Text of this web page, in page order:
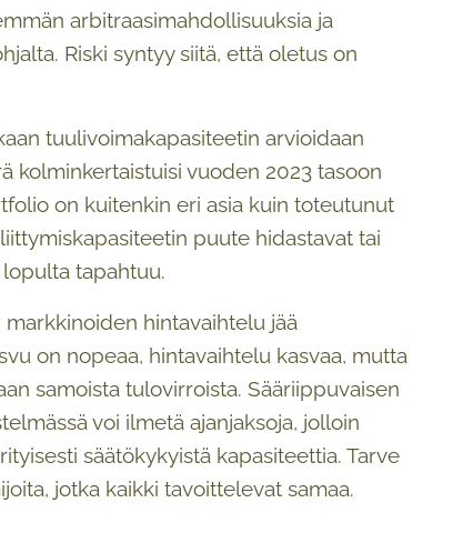
arbitraasimahdollisuuksia ja
Riski syntyy siitä, että oletus on
tuulivoimakapasiteetin arvioidaan
kolminkertaistuisi vuoden 2023 tasoon
on kuitenkin eri asia kuin toteutunut
puute hidastavat tai
tapahtuu.
hintavaihtelu jää
on nopeaa, hintavaihtelu kasvaa, mutta
samoista tulovirroista. Sääriippuvaisen
voi ilmetä ajanjaksoja, jolloin
säätökykyistä kapasiteettia. Tarve
jotka kaikki tavoittelevat samaa.